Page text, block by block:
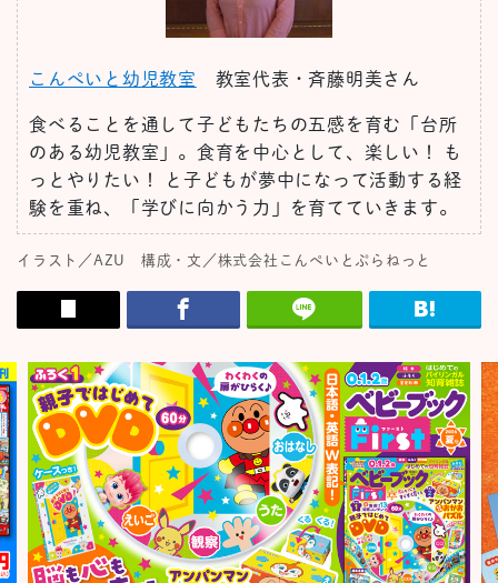
こんぺいと幼児教室 教室代表・斉藤明美さん
食べることを通して子どもたちの五感を育む「台所
のある幼児教室」。食育を中心として、楽しい！ も
っとやりたい！ と子どもが夢中になって活動する経
験を重ね、「学びに向かう力」を育てていきます。
イラスト／AZU 構成・文／株式会社こんぺいとぷらねっと